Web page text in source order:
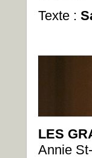
Texte :
LES
Annie